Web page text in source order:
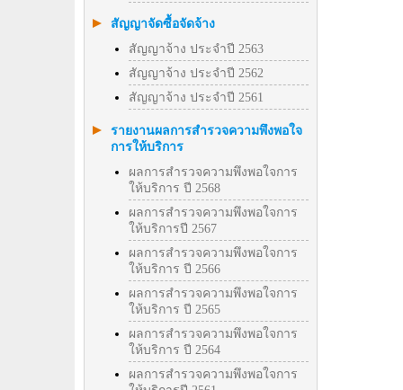
สัญญาจัดซื้อจัดจ้าง
สัญญาจ้าง ประจำปี 2563
สัญญาจ้าง ประจำปี 2562
สัญญาจ้าง ประจำปี 2561
รายงานผลการสำรวจความพึงพอใจ
การให้บริการ
ผลการสำรวจความพึงพอใจการ
ให้บริการ ปี 2568
ผลการสำรวจความพึงพอใจการ
ให้บริการปี 2567
ผลการสำรวจความพึงพอใจการ
ให้บริการ ปี 2566
ผลการสำรวจความพึงพอใจการ
ให้บริการ ปี 2565
ผลการสำรวจความพึงพอใจการ
ให้บริการ ปี 2564
ผลการสำรวจความพึงพอใจการ